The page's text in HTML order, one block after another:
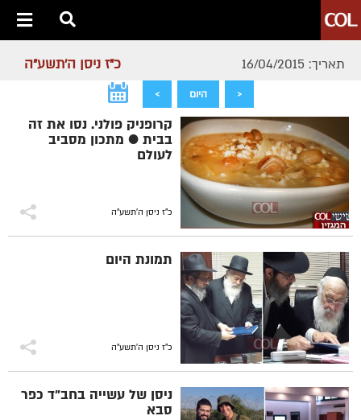
תאריך: 16/04/2015 כ"ז ניסן ה׳תשע״ה
< היום >
קרופניק פולני. נסו את זה
בבית ● מתכון מסביב
לעולם
כ"ז ניסן ה׳תשע״ה
תמונת היום
כ"ז ניסן ה׳תשע״ה
ניסן של עשייה בחב"ד כפר
סבא